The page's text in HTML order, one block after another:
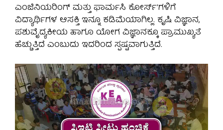
ಎಂಜಿನಿಯರಿಂಗ್ ಮತ್ತು ಫಾರ್ಮಸಿ ಕೋರ್ಸ್’ಗಳಿಗೆ
ವಿದ್ಯಾರ್ಥಿಗಳ ಆಸಕ್ತಿ ಇನ್ನೂ ಕಡಿಮೆಯಾಗಿಲ್ಲ. ಕೃಷಿ ವಿಜ್ಞಾನ,
ಪಶುವೈದ್ಯಕೀಯ ಹಾಗೂ ಯೋಗ ವಿಜ್ಞಾನಕ್ಕೂ ಪ್ರಾಮುಖ್ಯತೆ
ಹೆಚ್ಚುತ್ತಿದೆ ಎಂಬುದು ಇದರಿಂದ ಸ್ಪಷ್ಟವಾಗುತ್ತಿದೆ.